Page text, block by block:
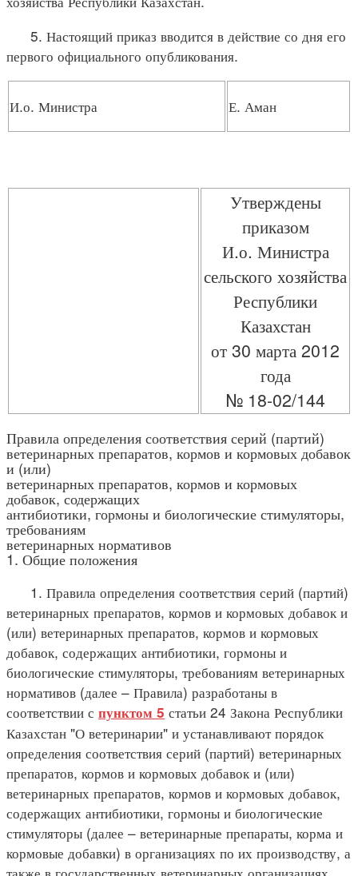
5. Настоящий приказ вводится в действие со дня его
первого официального опубликования.
И.о. Министра Е. Аман
Утверждены
приказом
И.о. Министра
сельского хозяйства
Республики
Казахстан
от 30 марта 2012
года
№ 18-02/144
Правила определения соответствия серий (партий)
ветеринарных препаратов, кормов и кормовых добавок
и (или)
ветеринарных препаратов, кормов и кормовых
добавок, содержащих
антибиотики, гормоны и биологические стимуляторы,
требованиям
ветеринарных нормативов
1. Общие положения
1. Правила определения соответствия серий (партий)
ветеринарных препаратов, кормов и кормовых добавок и
(или) ветеринарных препаратов, кормов и кормовых
добавок, содержащих антибиотики, гормоны и
биологические стимуляторы, требованиям ветеринарных
нормативов (далее – Правила) разработаны в
соответствии с пунктом 5 статьи 24 Закона Республики
Казахстан "О ветеринарии" и устанавливают порядок
определения соответствия серий (партий) ветеринарных
препаратов, кормов и кормовых добавок и (или)
ветеринарных препаратов, кормов и кормовых добавок,
содержащих антибиотики, гормоны и биологические
стимуляторы (далее – ветеринарные препараты, корма и
кормовые добавки) в организациях по их производству, а